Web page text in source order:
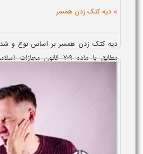
» دیه کتک زدن همسر
دیه کتک زدن همسر بر اساس نوع و
مطابق با ماده ۷۰۹ قانون
آسیب، از تغییر رنگ پوست گرفته...